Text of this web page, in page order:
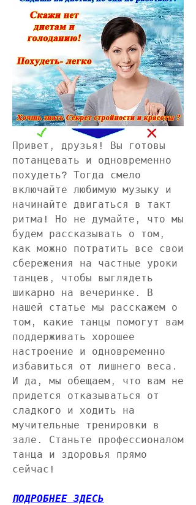
Привет, друзья! Вы готовы
потанцевать и одновременно
похудеть? Тогда смело
включайте любимую музыку и
начинайте двигаться в такт
ритма! Но не думайте, что мы
будем рассказывать о том,
как можно потратить все свои
сбережения на частные уроки
танцев, чтобы выглядеть
шикарно на вечеринке. В
нашей статье мы расскажем о
том, какие танцы помогут вам
поддерживать хорошее
настроение и одновременно
избавиться от лишнего веса.
И да, мы обещаем, что вам не
придется отказываться от
сладкого и ходить на
мучительные тренировки в
зале. Станьте профессионалом
танца и здоровья прямо
сейчас!
ПОДРОБНЕЕ ЗДЕСЬ